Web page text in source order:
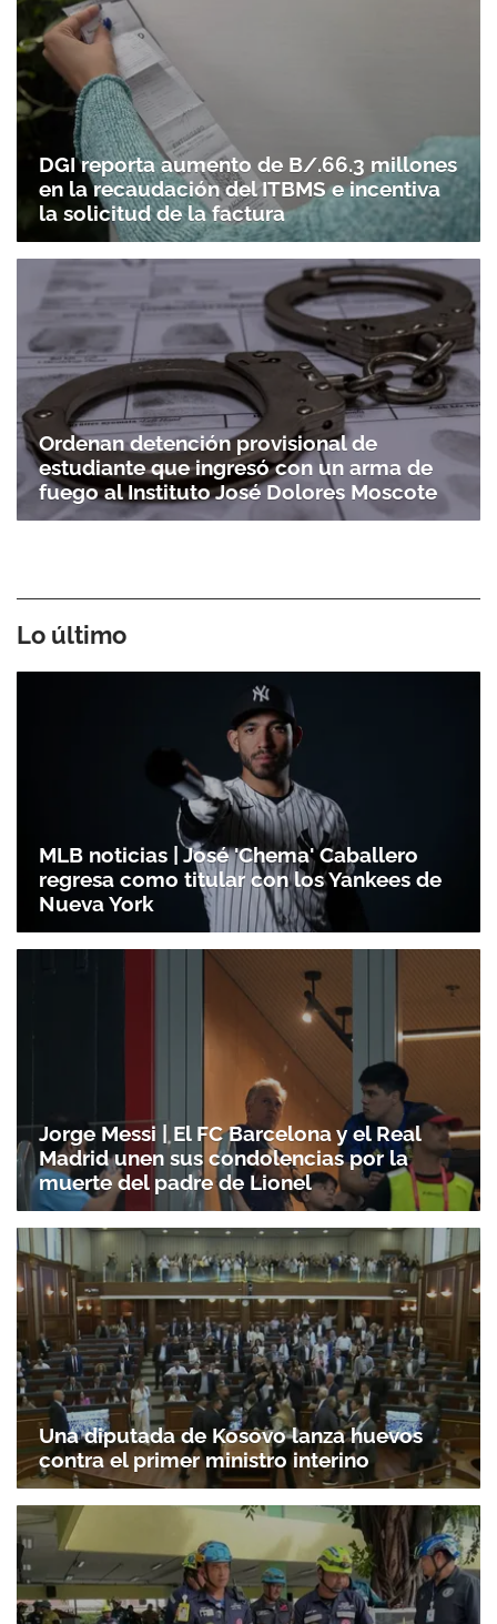
DGI reporta aumento de B/.66.3 millones
en la recaudación del ITBMS e incentiva
la solicitud de la factura
Ordenan detención provisional de
estudiante que ingresó con un arma de
fuego al Instituto José Dolores Moscote
Lo último
MLB noticias | José 'Chema' Caballero
regresa como titular con los Yankees de
Nueva York
Jorge Messi | El FC Barcelona y el Real
Madrid unen sus condolencias por la
muerte del padre de Lionel
Una diputada de Kosovo lanza huevos
contra el primer ministro interino